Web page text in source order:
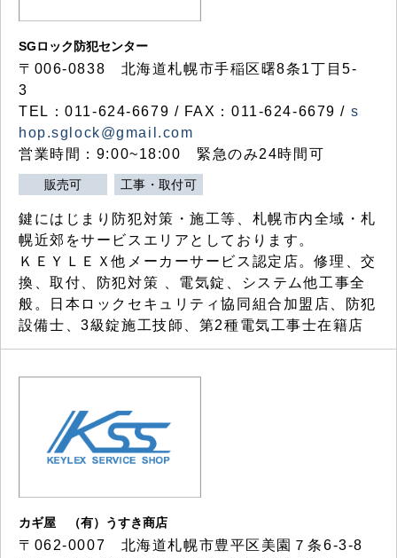
SGロック防犯センター
〒006-0838 北海道札幌市手稲区曙8条1丁目5-
3
TEL：011-624-6679 / FAX：011-624-6679 / s
hop.sglock@gmail.com
営業時間：9:00~18:00 緊急のみ24時間可
販売可 工事・取付可
鍵にはじまり防犯対策・施工等、札幌市内全域・札
幌近郊をサービスエリアとしております。
ＫＥＹＬＥＸ他メーカーサービス認定店。修理、交
換、取付、防犯対策 、電気錠、システム他工事全
般。日本ロックセキュリティ協同組合加盟店、防犯
設備士、3級錠施工技師、第2種電気工事士在籍店
カギ屋 （有）うすき商店
〒062-0007 北海道札幌市豊平区美園７条6-3-8